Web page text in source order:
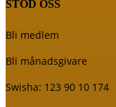
STÖD OSS
Bli medlem
Bli månadsgivare
Swisha: 123 90 10 174